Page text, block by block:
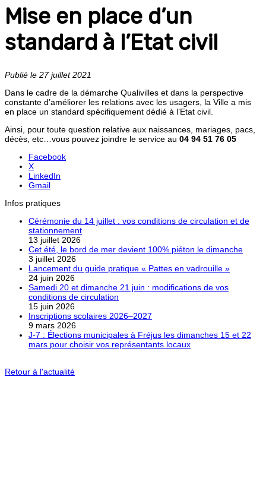
Mise en place d’un
standard à l’Etat civil
Publié le 27 juillet 2021
Dans le cadre de la démarche Qualivilles et dans la perspective
constante d’améliorer les relations avec les usagers, la Ville a mis
en place un standard spécifiquement dédié à l’Etat civil.
Ainsi, pour toute question relative aux naissances, mariages, pacs,
décès, etc…vous pouvez joindre le service au 04 94 51 76 05
Facebook
X
LinkedIn
Gmail
Infos pratiques
Cérémonie du 14 juillet : vos conditions de circulation et de
stationnement
13 juillet 2026
Cet été, le bord de mer devient 100% piéton le dimanche
3 juillet 2026
Lancement du guide pratique « Pattes en vadrouille »
24 juin 2026
Samedi 20 et dimanche 21 juin : modifications de vos
conditions de circulation
15 juin 2026
Inscriptions scolaires 2026–2027
9 mars 2026
J-7 : Élections municipales à Fréjus les dimanches 15 et 22
mars pour choisir vos représentants locaux
Retour à l'actualité